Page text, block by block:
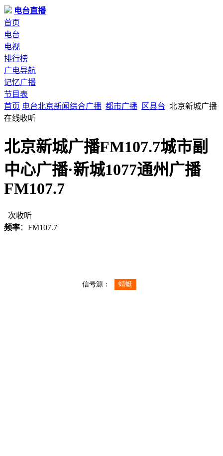
电台直播
首页
电台
电视
排行榜
广电导航
记忆广播
节目表
首页 电台北京新闻综合广播 都市广播 区县台 北京新城广播
在线收听
北京新城广播FM107.7城市副
中心广播·新城1077通州广播
FM107.7
次收听
频率：FM107.7